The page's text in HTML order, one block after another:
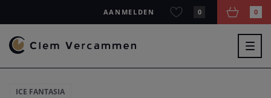
AANMELDEN 0 0
ICE FANTASIA